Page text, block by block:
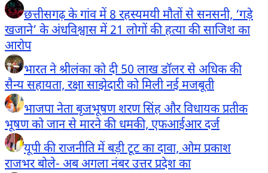
छत्तीसगढ़ के गांव में 8 रहस्यमयी मौतों से सनसनी, ‘गड़े
खजाने’ के अंधविश्वास में 21 लोगों की हत्या की साजिश का
आरोप
भारत ने श्रीलंका को दी 50 लाख डॉलर से अधिक की
सैन्य सहायता, रक्षा साझेदारी को मिली नई मजबूती
भाजपा नेता बृजभूषण शरण सिंह और विधायक प्रतीक
भूषण को जान से मारने की धमकी, एफआईआर दर्ज
यूपी की राजनीति में बड़ी टूट का दावा, ओम प्रकाश
राजभर बोले- अब अगला नंबर उत्तर प्रदेश का